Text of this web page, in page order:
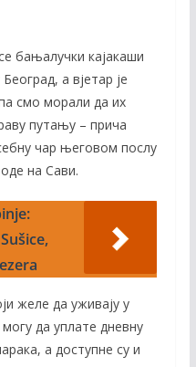
бањалучки кајакаши
а вјетар је
смо морали да их
путању – прича
чар његовом послу
на Сави.
желе да уживају у
да уплате дневну
а доступне су и